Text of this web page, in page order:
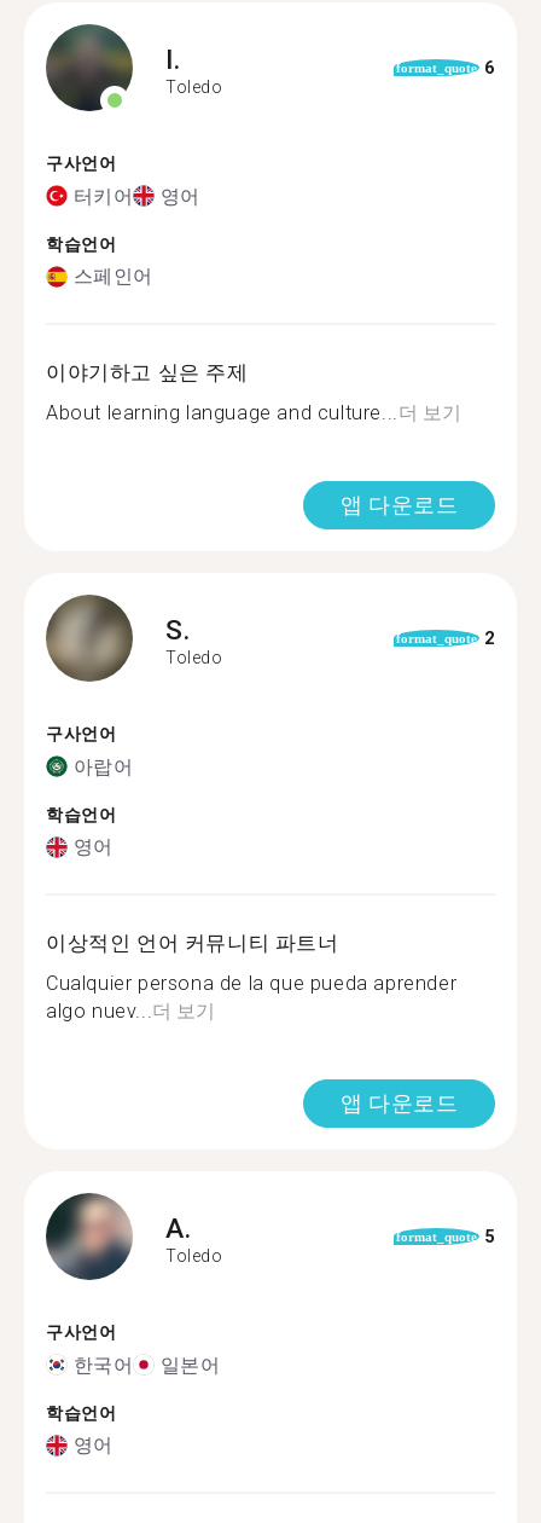
I.
Toledo
format_quote 6
구사언어
터키어 영어
학습언어
스페인어
이야기하고 싶은 주제
About learning language and culture...더 보기
앱 다운로드
S.
Toledo
format_quote 2
구사언어
아랍어
학습언어
영어
이상적인 언어 커뮤니티 파트너
Cualquier persona de la que pueda aprender
algo nuev...더 보기
앱 다운로드
A.
Toledo
format_quote 5
구사언어
한국어 일본어
학습언어
영어